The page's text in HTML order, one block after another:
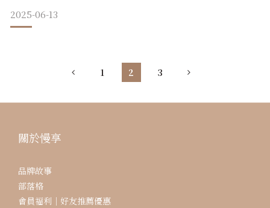
常出現的地方莫過於水龍頭、浴室鏡子、乾濕分離的隔板上，
看起來像是白色粉狀的殘留物。 雖然是水留下的，但是若沒馬
2025-06-13
1 2 3
關於慢享
品牌故事
部落格
會員福利｜好友推薦優惠